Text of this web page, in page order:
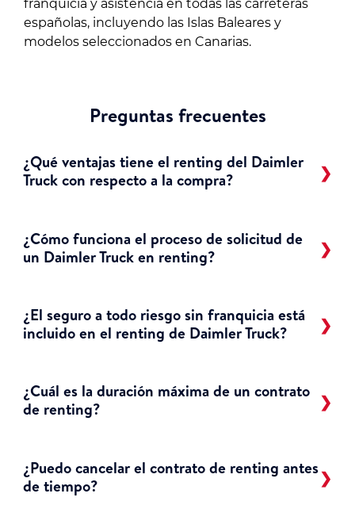
franquicia y asistencia en todas las carreteras
españolas, incluyendo las Islas Baleares y
modelos seleccionados en Canarias.
Preguntas frecuentes
¿Qué ventajas tiene el renting del Daimler
Truck con respecto a la compra?
¿Cómo funciona el proceso de solicitud de
un Daimler Truck en renting?
¿El seguro a todo riesgo sin franquicia está
incluido en el renting de Daimler Truck?
¿Cuál es la duración máxima de un contrato
de renting?
¿Puedo cancelar el contrato de renting antes
de tiempo?